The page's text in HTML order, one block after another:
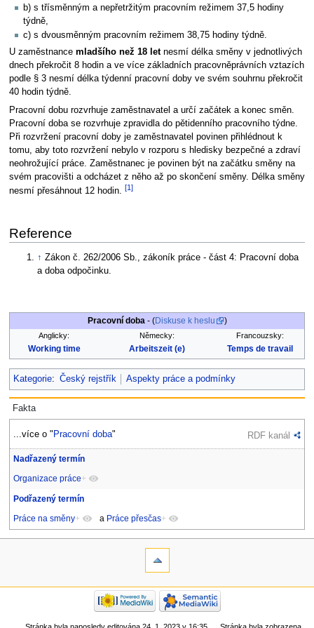
b) s třísměnným a nepřetržitým pracovním režimem 37,5 hodiny
týdně,
c) s dvousměnným pracovním režimem 38,75 hodiny týdně.
U zaměstnance mladšího než 18 letnesmí délka směny v jednotlivých
dnech překročit 8 hodin a ve více základních pracovněprávních vztazích
podle § 3 nesmí délka týdenní pracovní doby ve svém souhrnu překročit
40 hodin týdně.
Pracovní dobu rozvrhuje zaměstnavatel a určí začátek a konec směn.
Pracovní doba se rozvrhuje zpravidla do pětidenního pracovního týdne.
Při rozvržení pracovní doby je zaměstnavatel povinen přihlédnout k
tomu, aby toto rozvržení nebylo v rozporu s hledisky bezpečné a zdraví
neohrožující práce. Zaměstnanec je povinen být na začátku směny na
svém pracovišti a odcházet z něho až po skončení směny. Délka směny
nesmí přesáhnout 12 hodin.
[1]
Reference
↑ Zákon č. 262/2006 Sb., zákoník práce - část 4: Pracovní doba
a doba odpočinku.
Pracovní doba- (Diskuse k heslu )
Anglicky: Německy: Francouzsky:
Working time Arbeitszeit (e) Temps de travail
Kategorie: Český rejstřík Aspekty práce a podmínky
Fakta
...více o "Pracovní doba" RDF kanál
Nadřazený termín
Organizace práce+
Podřazený termín
Práce na směny+ a Práce přesčas+